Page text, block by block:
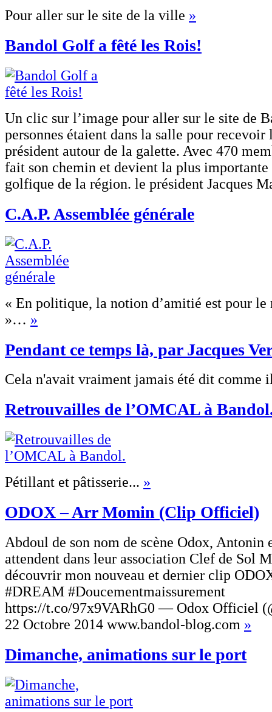
Pour aller sur le site de la ville »
Bandol Golf a fêté les Rois!
Un clic sur l’image pour aller sur le site de
personnes étaient dans la salle pour
président autour de la galette. Avec 470
fait son chemin et devient la plus importante
golfique de la région. le président Jacques
C.A.P. Assemblée générale
« En politique, la notion d’amitié est pour
»… »
Pendant ce temps là, par Jacques
Cela n'avait vraiment jamais été dit comme
Retrouvailles de l’OMCAL à
Pétillant et pâtisserie... »
ODOX – Arr Momin (Clip Officiel)
Abdoul de son nom de scène Odox, Antonin
attendent dans leur association Clef de Sol
découvrir mon nouveau et dernier clip
#DREAM #Doucementmaissurement
https://t.co/97x9VARhG0 — Odox Officiel
22 Octobre 2014 www.bandol-blog.com »
Dimanche, animations sur le port